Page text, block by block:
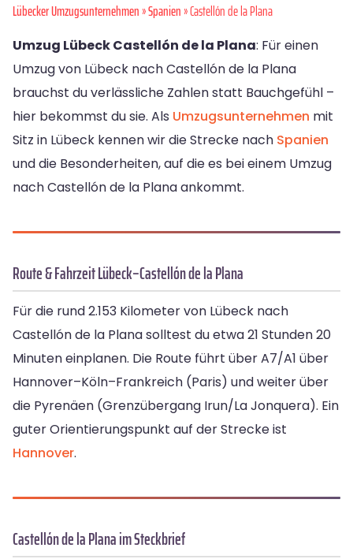
Lübecker Umzugsunternehmen»Spanien» Castellón de la Plana
Umzug Lübeck Castellón de la Plana: Für einen
Umzug von Lübeck nach Castellón de la Plana
brauchst du verlässliche Zahlen statt Bauchgefühl –
hier bekommst du sie. Als Umzugsunternehmen mit
Sitz in Lübeck kennen wir die Strecke nach Spanien
und die Besonderheiten, auf die es bei einem Umzug
nach Castellón de la Plana ankommt.
Route & Fahrzeit Lübeck–Castellón de la Plana
Für die rund 2.153 Kilometer von Lübeck nach
Castellón de la Plana solltest du etwa 21 Stunden 20
Minuten einplanen. Die Route führt über A7/A1 über
Hannover–Köln–Frankreich (Paris) und weiter über
die Pyrenäen (Grenzübergang Irun/La Jonquera). Ein
guter Orientierungspunkt auf der Strecke ist
Hannover.
Castellón de la Plana im Steckbrief